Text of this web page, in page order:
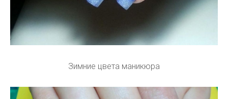
Зимние цвета маникюра